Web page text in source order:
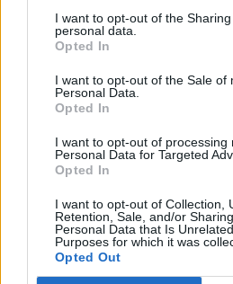
I want to opt-out of the
personal data.
Opted In
I want to opt-out of the Sale of
Personal Data.
Opted In
I want to opt-out of processing
Personal Data for Targeted
Opted In
I want to opt-out of Collection,
Retention, Sale, and/or
Personal Data that Is
Purposes for which it was
Opted Out
Majowy egzamin
to dla wielu uczniów
wysokiego wyniku i
selekcja materiału oraz
ćwiczenie pisania tekstów.
sprawdzone sposoby.
Kategorie
Artykuł sponsorowany